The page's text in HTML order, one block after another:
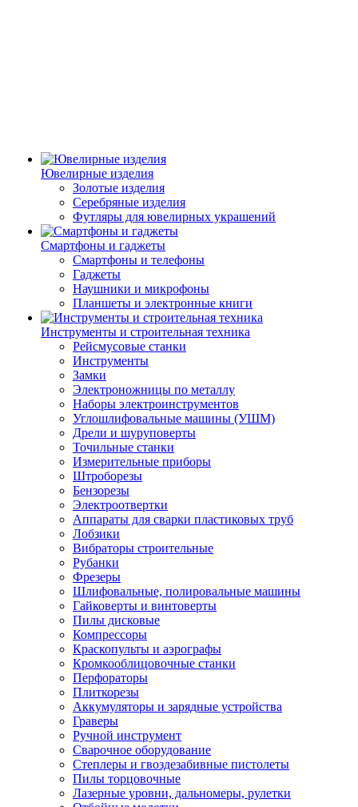
Ювелирные изделия
Золотые изделия
Серебряные изделия
Футляры для ювелирных украшений
Смартфоны и гаджеты
Смартфоны и телефоны
Гаджеты
Наушники и микрофоны
Планшеты и электронные книги
Инструменты и строительная техника
Рейсмусовые станки
Инструменты
Замки
Электроножницы по металлу
Наборы электроинструментов
Углошлифовальные машины (УШМ)
Дрели и шуруповерты
Точильные станки
Измерительные приборы
Штроборезы
Бензорезы
Электроотвертки
Аппараты для сварки пластиковых труб
Лобзики
Вибраторы строительные
Рубанки
Фрезеры
Шлифовальные, полировальные машины
Гайковерты и винтоверты
Пилы дисковые
Компрессоры
Краскопульты и аэрографы
Кромкооблицовочные станки
Перфораторы
Плиткорезы
Аккумуляторы и зарядные устройства
Граверы
Ручной инструмент
Сварочное оборудование
Степлеры и гвоздезабивные пистолеты
Пилы торцовочные
Лазерные уровни, дальномеры, рулетки